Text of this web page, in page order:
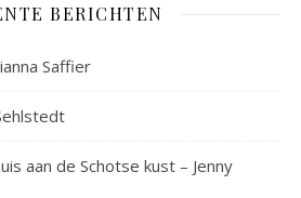
BERICHTEN
Saffier
aan de Schotse kust – Jenny